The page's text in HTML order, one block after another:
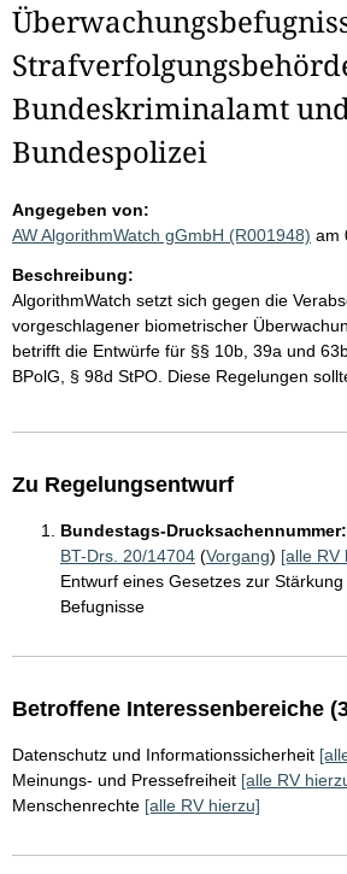
Bundeskriminalamt
Bundespolizei
Angegeben von:
AW AlgorithmWatch gGmbH (R001948) am
Beschreibung:
AlgorithmWatch setzt sich gegen die
vorgeschlagener biometrischer
betrifft die Entwürfe für §§ 10b, 39a und
BPolG, § 98d StPO. Diese Regelungen
Zu Regelungsentwurf
Bundestags-Drucksachennummer:
BT-Drs. 20/14704 (Vorgang) [alle RV
Entwurf eines Gesetzes zur
Befugnisse
Betroffene Interessenbereiche
Datenschutz und Informationssicherheit
Meinungs- und Pressefreiheit [alle RV
Menschenrechte [alle RV hierzu]